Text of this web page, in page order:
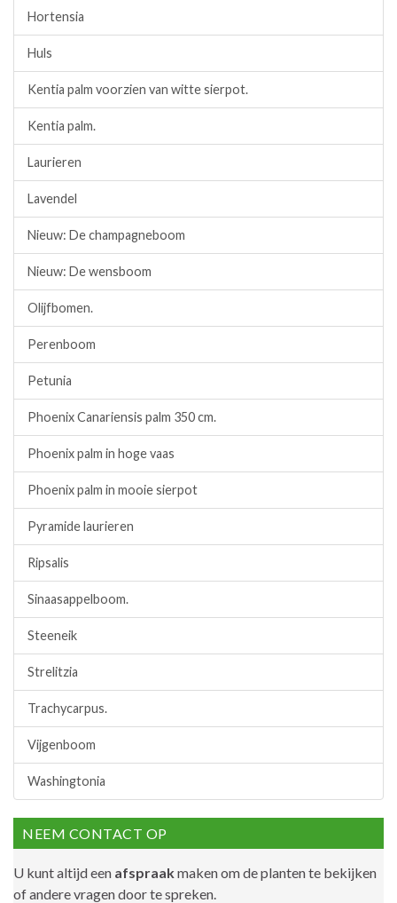
Hortensia
Huls
Kentia palm voorzien van witte sierpot.
Kentia palm.
Laurieren
Lavendel
Nieuw: De champagneboom
Nieuw: De wensboom
Olijfbomen.
Perenboom
Petunia
Phoenix Canariensis palm 350 cm.
Phoenix palm in hoge vaas
Phoenix palm in mooie sierpot
Pyramide laurieren
Ripsalis
Sinaasappelboom.
Steeneik
Strelitzia
Trachycarpus.
Vijgenboom
Washingtonia
NEEM CONTACT OP
U kunt altijd een afspraakmaken om de planten te bekijken
of andere vragen door te spreken.